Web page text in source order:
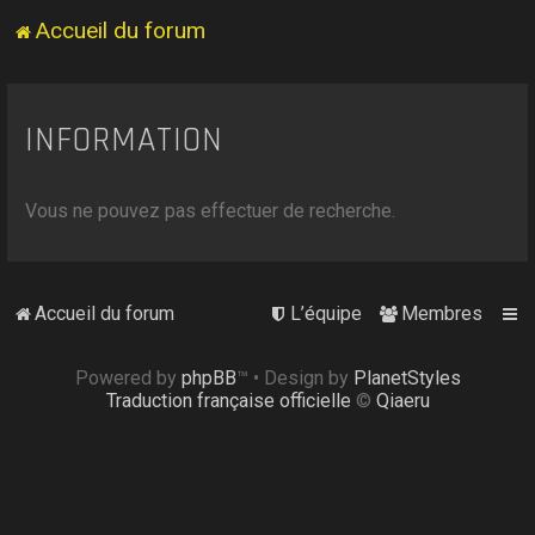
Accueil du forum
INFORMATION
Vous ne pouvez pas effectuer de recherche.
Accueil du forum Membres
L’équipe
Powered by phpBB™ • Design by PlanetStyles
Traduction française officielle © Qiaeru